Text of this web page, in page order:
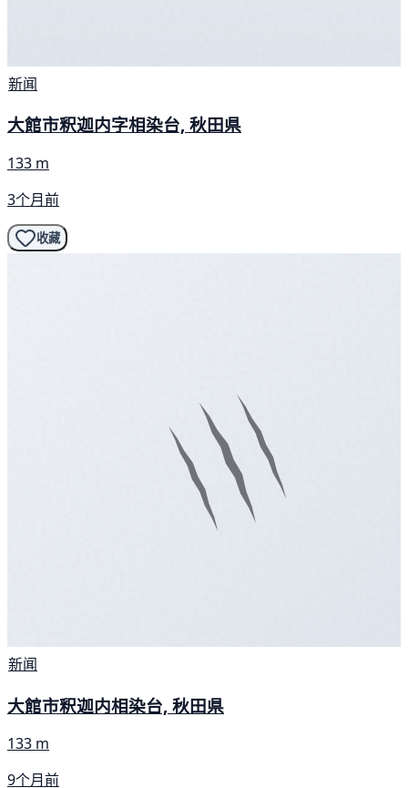
新闻
大館市釈迦内字相染台, 秋田県
133 m
3个月前
收藏
新闻
大館市釈迦内相染台, 秋田県
133 m
9个月前